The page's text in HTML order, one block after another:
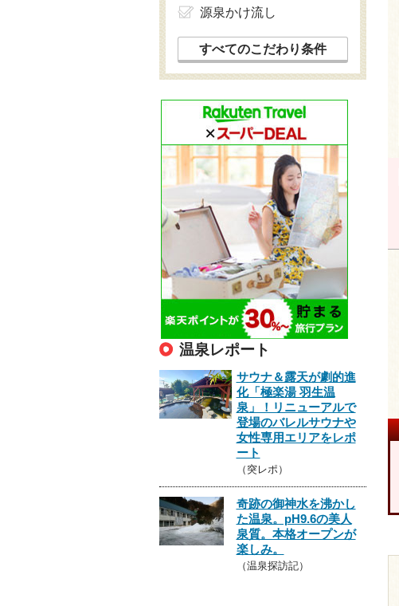
源泉かけ流し
すべてのこだわり条件
温泉レポート
サウナ＆露天が劇的進
化「極楽湯 羽生温
泉」！リニューアルで
登場のバレルサウナや
女性専用エリアをレポ
ート
（突レポ）
奇跡の御神水を沸かし
た温泉。pH9.6の美人
泉質。本格オープンが
楽しみ。
（温泉探訪記）